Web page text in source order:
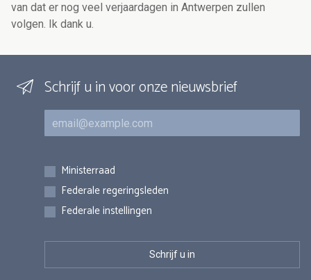
van dat er nog veel verjaardagen in Antwerpen zullen
volgen. Ik dank u.
Schrijf u in voor onze nieuwsbrief
E-mail
Inschrijvingen
Ministerraad
Federale regeringsleden
Federale instellingen